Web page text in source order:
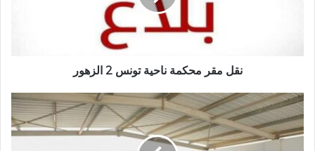
نقل مقر محكمة ناحية تونس 2 الزهور